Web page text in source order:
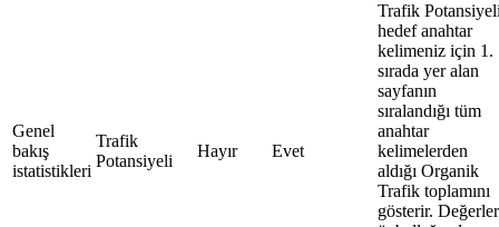
Genel
bakış
istatistikleri
Trafik
Potansiyeli
Hayır Evet
Trafik
hedef anahtar
kelimeniz için 1.
sırada yer alan
sayfanın
sıralandığı tüm
anahtar
kelimelerden
aldığı Organik
Trafik toplamını
gösterir. Değerler